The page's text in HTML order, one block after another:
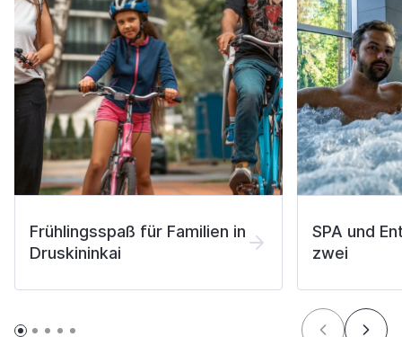
Frühlingsspaß für Familien in
Druskininkai
SPA und
zwei